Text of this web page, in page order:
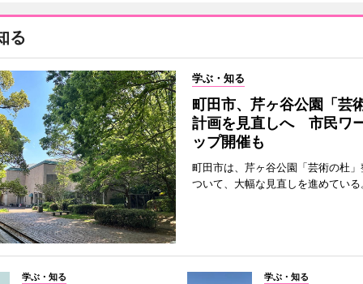
る
学ぶ・知る
町田市、芹ヶ谷公園「芸
計画を見直しへ 市民ワ
ップ開催も
町田市は、芹ヶ谷公園「芸術の杜
ついて、大幅な見直しを進めている
学ぶ・知る 学ぶ・知る